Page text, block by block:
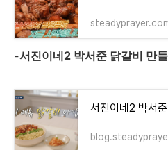
-서진이네2 박서준 닭갈비 만
서진이네2 박서